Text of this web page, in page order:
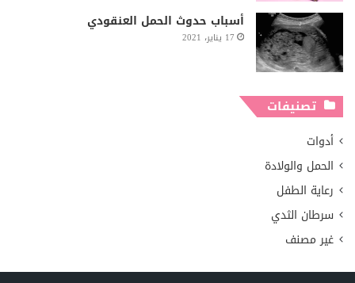
أسباب حدوث الحمل العنقودي
17 يناير، 2021
تصنيفات
أدوات
الحمل والولادة
رعاية الطفل
سرطان الثدي
غير مصنف